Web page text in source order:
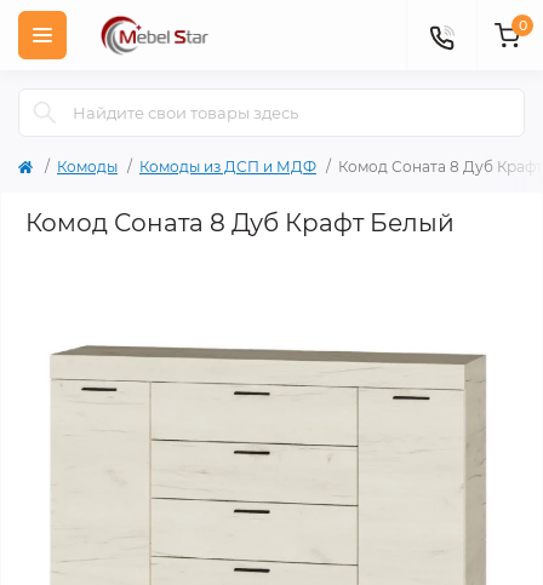
0
Комоды Комоды из ДСП и МДФ Комод Соната 8 Дуб
Комод Соната 8 Дуб Крафт Белый